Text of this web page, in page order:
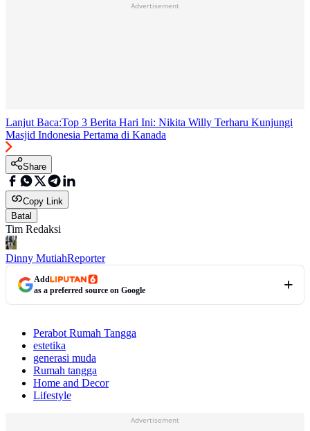
Advertisement
Lanjut Baca:Top 3 Berita Hari Ini: Nikita Willy Terharu Kunjungi
Masjid Indonesia Pertama di Kanada
Share
Copy Link
Batal
Tim Redaksi
Dinny MutiahReporter
Add
as a preferred source on Google
Perabot Rumah Tangga
estetika
generasi muda
Rumah tangga
Home and Decor
Lifestyle
Advertisement